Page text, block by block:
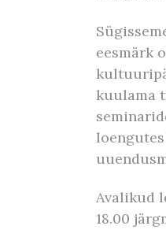
eesmärk
kuulama
Avalikud
18.00